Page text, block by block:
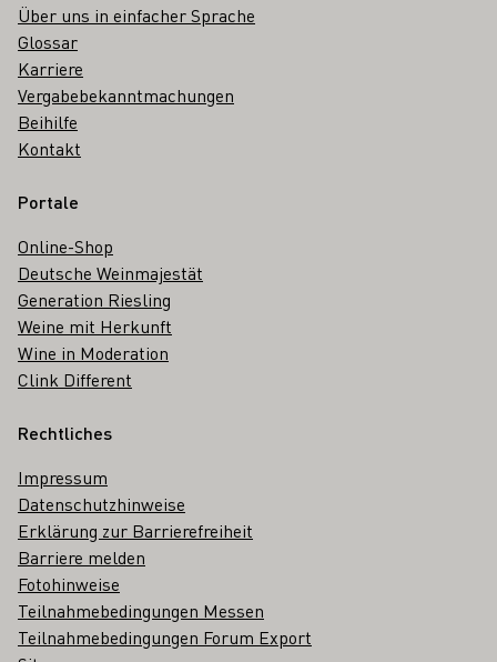
Über uns in einfacher Sprache
Glossar
Karriere
Vergabebekanntmachungen
Beihilfe
Kontakt
Portale
Online-Shop
Deutsche Weinmajestät
Generation Riesling
Weine mit Herkunft
Wine in Moderation
Clink Different
Rechtliches
Impressum
Datenschutzhinweise
Erklärung zur Barrierefreiheit
Barriere melden
Fotohinweise
Teilnahmebedingungen Messen
Teilnahmebedingungen Forum Export